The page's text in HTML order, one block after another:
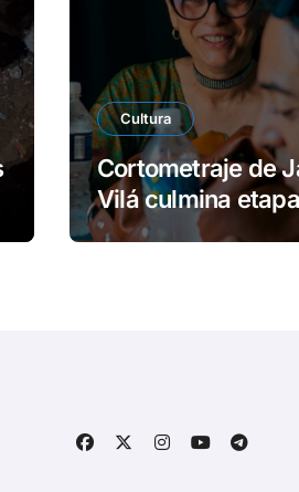
Cultura
Cortometraje de
Vilá culmina
rodaje en Cuba